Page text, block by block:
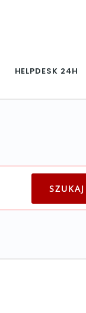
HELPDESK 24H